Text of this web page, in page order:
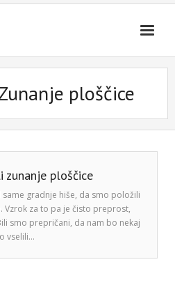
ploščice
zunanje ploščice
gradnje hiše, da smo položili
Vzrok za to pa je čisto preprost,
smo prepričani, da nam bo nekaj
vselili…